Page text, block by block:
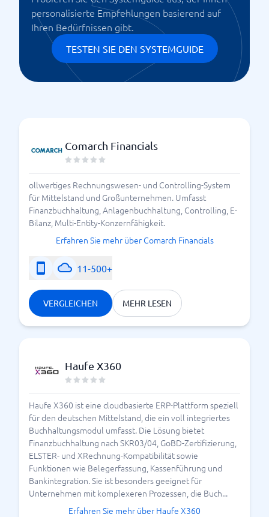
EÜR
Bilanz
Gewinn und Verlustrechnung GuV
personalisierte Empfehlungen basierend auf
Ihren Bedürfnissen gibt.
TESTEN SIE DEN SYSTEMGUIDE
Comarch Financials
ollwertiges Rechnungswesen- und Controlling-System
für Mittelstand und Großunternehmen. Umfasst
Finanzbuchhaltung, Anlagenbuchhaltung, Controlling, E-
Bilanz, Multi-Entity-Konzernfähigkeit.
Erfahren Sie mehr über Comarch Financials
11-500+
VERGLEICHEN MEHR LESEN
Haufe X360
Haufe X360 ist eine cloudbasierte ERP-Plattform speziell
für den deutschen Mittelstand, die ein voll integriertes
Buchhaltungsmodul umfasst. Die Lösung bietet
Finanzbuchhaltung nach SKR03/04, GoBD-Zertifizierung,
ELSTER- und XRechnung-Kompatibilität sowie
Funktionen wie Belegerfassung, Kassenführung und
Bankintegration. Sie ist besonders geeignet für
Unternehmen mit komplexeren Prozessen, die Buch...
Erfahren Sie mehr über Haufe X360